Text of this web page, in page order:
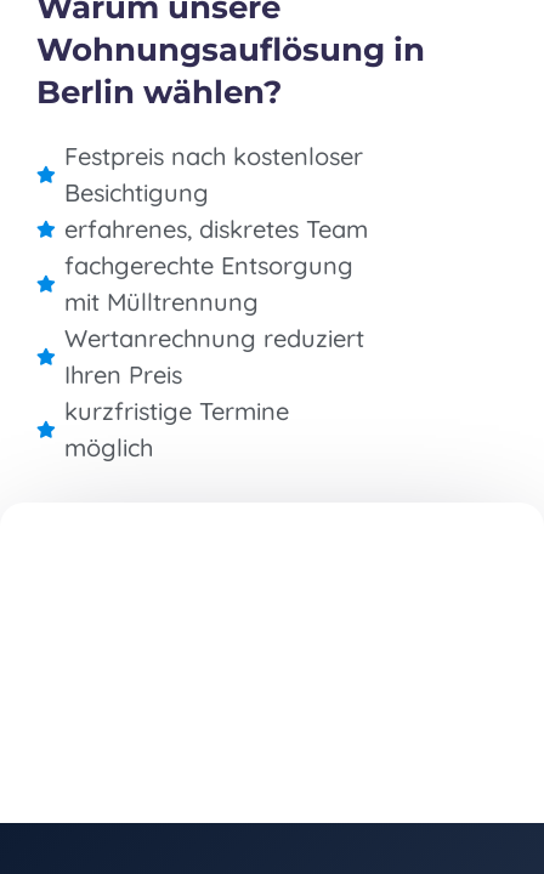
Wohnungsauflösung in
Berlin wählen?
Festpreis nach kostenloser
Besichtigung
erfahrenes, diskretes Team
fachgerechte Entsorgung
mit Mülltrennung
Wertanrechnung reduziert
Ihren Preis
kurzfristige Termine
möglich